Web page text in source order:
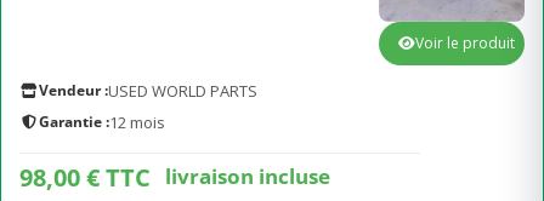
Vendeur :USED WORLD PARTS
Garantie :12 mois
98,00 € TTC livraison incluse
Voir le produit